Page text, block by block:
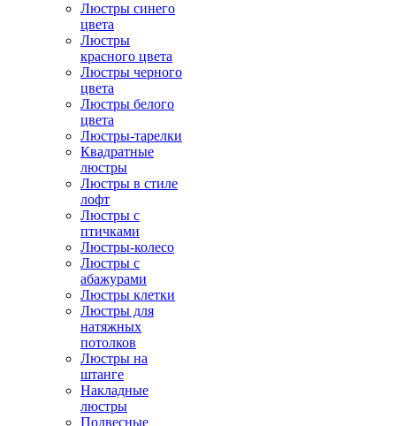
Люстры синего
цвета
Люстры
красного цвета
Люстры черного
цвета
Люстры белого
цвета
Люстры-тарелки
Квадратные
люстры
Люстры в стиле
лофт
Люстры с
птичками
Люстры-колесо
Люстры с
абажурами
Люстры клетки
Люстры для
натяжных
потолков
Люстры на
штанге
Накладные
люстры
Подвесные